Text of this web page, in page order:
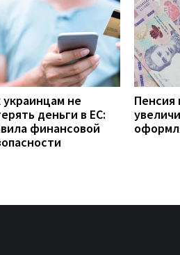
украинцам не
деньги в ЕС:
финансовой
Пенсия